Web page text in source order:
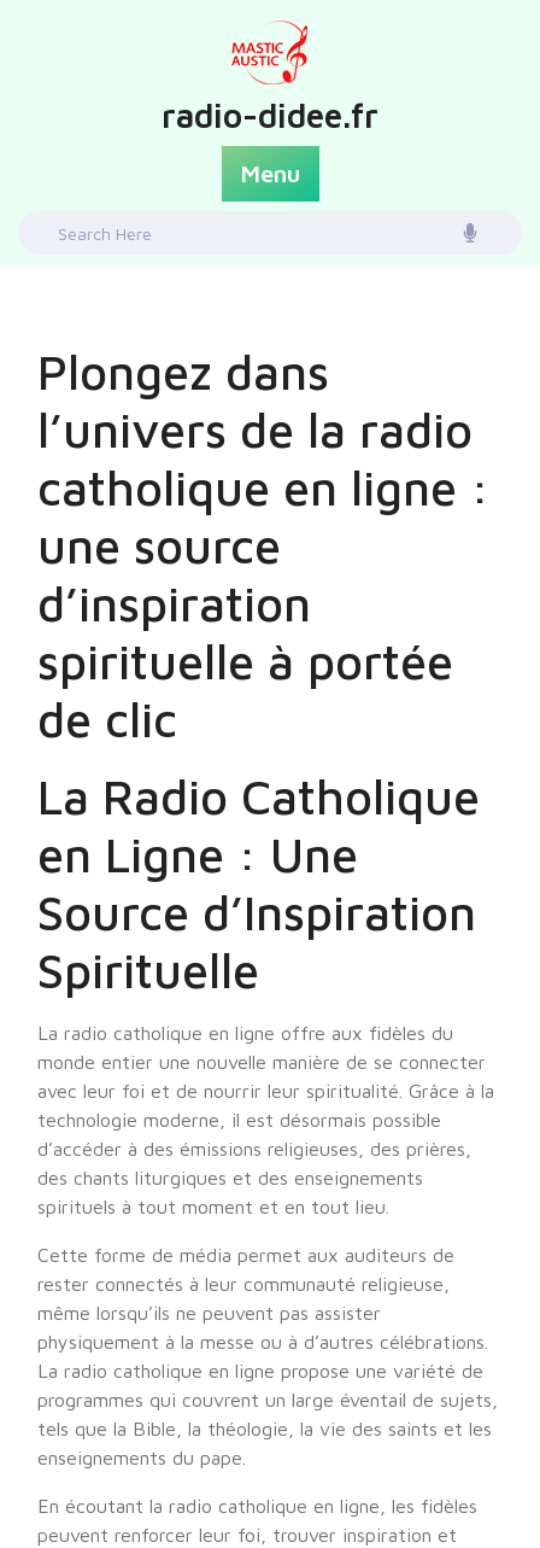
radio-didee.fr
Menu
Search
Plongez dans
l’univers de la radio
catholique en ligne :
une source
d’inspiration
spirituelle à portée
de clic
La Radio Catholique
en Ligne : Une
Source d’Inspiration
Spirituelle
La radio catholique en ligne offre aux fidèles du
monde entier une nouvelle manière de se connecter
avec leur foi et de nourrir leur spiritualité. Grâce à la
technologie moderne, il est désormais possible
d’accéder à des émissions religieuses, des prières,
des chants liturgiques et des enseignements
spirituels à tout moment et en tout lieu.
Cette forme de média permet aux auditeurs de
rester connectés à leur communauté religieuse,
même lorsqu’ils ne peuvent pas assister
physiquement à la messe ou à d’autres célébrations.
La radio catholique en ligne propose une variété de
programmes qui couvrent un large éventail de sujets,
tels que la Bible, la théologie, la vie des saints et les
enseignements du pape.
En écoutant la radio catholique en ligne, les fidèles
peuvent renforcer leur foi, trouver inspiration et